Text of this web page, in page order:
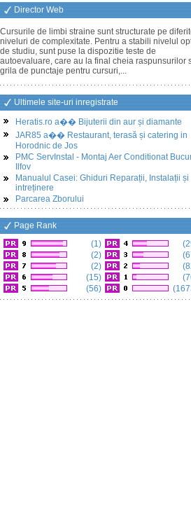
Director Web
Cursurile de limbi straine sunt structurate pe
niveluri de complexitate. Pentru a stabili nivelul
de studiu, sunt puse la dispozitie teste de
autoevaluare, care au la final cheia raspunsurilor
grila de punctaje pentru cursuri,...
Ultimele site-uri inregistrate
Heratis.ro a�� Bijuterii din aur și diamante
JAR85 a�� Restaurant, terasă și catering in
Horodnic de Jos
PMC ServInstal - Montaj Aer Conditionat
Ilfov
Manualul Casei: Ghiduri Reparații, Instalații și
intreținere
Parcarea Zborului
Page Rank
(1)
(2)
(2)
(15)
(56)